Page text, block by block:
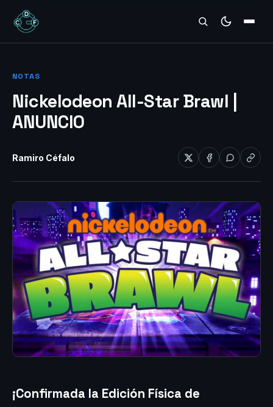
REVIEWS
NOTAS
Nickelodeon All-Star Brawl |
ANUNCIO
Ramiro Céfalo
¡Confirmada la Edición Física de